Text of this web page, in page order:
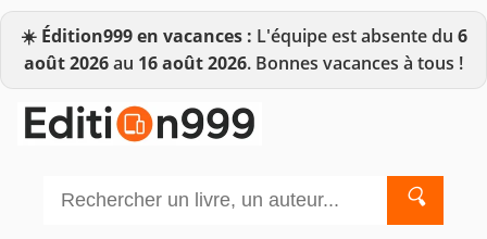
☀️ Édition999 en vacances : L'équipe est absente du 6
août 2026au 16 août 2026. Bonnes vacances à tous !
🔍